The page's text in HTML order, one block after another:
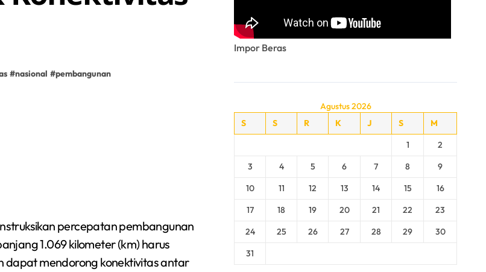
#nasional #pembangunan
percepatan pembangunan
1.069 kilometer (km) harus
dapat mendorong konektivitas antar
Impor Beras
Agustus 2026
S
S R K J S
M
1
2
3
4 5 6 7 8
9
10
11 12 13 14 15
16
17
18 19 20 21 22
23
24
25 26 27 28 29
30
31